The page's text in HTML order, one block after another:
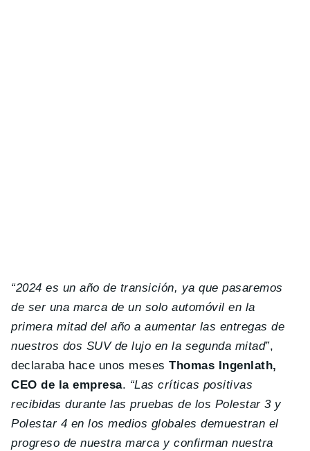
“2024 es un año de transición, ya que pasaremos
de ser una marca de un solo automóvil en la
primera mitad del año a aumentar las entregas de
nuestros dos SUV de lujo en la segunda mitad”,
declaraba hace unos mesesThomas Ingenlath,
CEO de la empresa. “Las críticas positivas
recibidas durante las pruebas de los Polestar 3 y
Polestar 4 en los medios globales demuestran el
progreso de nuestra marca y confirman nuestra